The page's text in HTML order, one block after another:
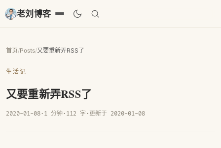
老刘博客
首页/Posts/又要重新弄RSS了
生活记
又要重新弄RSS了
2020-01-08· 1 分钟· 112 字 · 更新于 2020-01-08